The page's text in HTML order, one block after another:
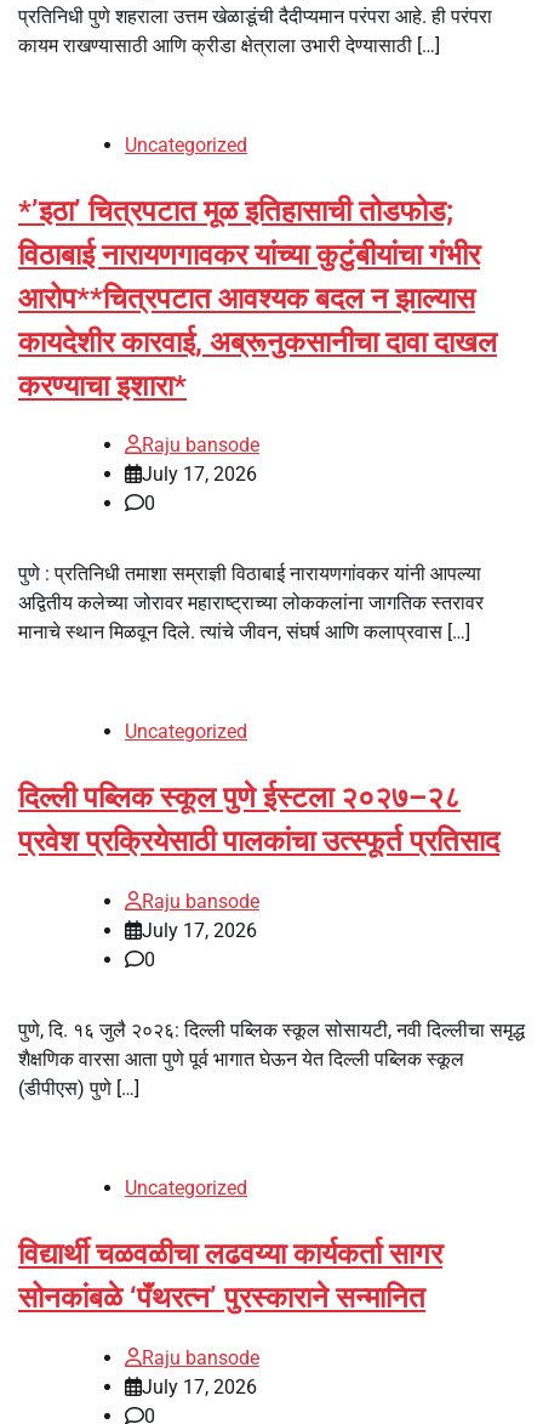
प्रतिनिधी पुणे शहराला उत्तम खेळाडूंची दैदीप्यमान परंपरा आहे. ही परंपरा
कायम राखण्यासाठी आणि क्रीडा क्षेत्राला उभारी देण्यासाठी […]
Uncategorized
*’इठा’ चित्रपटात मूळ इतिहासाची तोडफोड;
विठाबाई नारायणगावकर यांच्या कुटुंबीयांचा गंभीर
आरोप**चित्रपटात आवश्यक बदल न झाल्यास
कायदेशीर कारवाई, अब्रूनुकसानीचा दावा दाखल
करण्याचा इशारा*
Raju bansode
July 17, 2026
0
पुणे : प्रतिनिधी तमाशा सम्राज्ञी विठाबाई नारायणगांवकर यांनी आपल्या
अद्वितीय कलेच्या जोरावर महाराष्ट्राच्या लोककलांना जागतिक स्तरावर
मानाचे स्थान मिळवून दिले. त्यांचे जीवन, संघर्ष आणि कलाप्रवास […]
Uncategorized
दिल्ली पब्लिक स्कूल पुणे ईस्टला २०२७–२८
प्रवेश प्रक्रियेसाठी पालकांचा उत्स्फूर्त प्रतिसाद
Raju bansode
July 17, 2026
0
पुणे, दि. १६ जुलै २०२६: दिल्ली पब्लिक स्कूल सोसायटी, नवी दिल्लीचा समृद्ध
शैक्षणिक वारसा आता पुणे पूर्व भागात घेऊन येत दिल्ली पब्लिक स्कूल
(डीपीएस) पुणे […]
Uncategorized
विद्यार्थी चळवळीचा लढवय्या कार्यकर्ता सागर
सोनकांबळे ‘पॅंथरत्न’ पुरस्काराने सन्मानित
Raju bansode
July 17, 2026
0